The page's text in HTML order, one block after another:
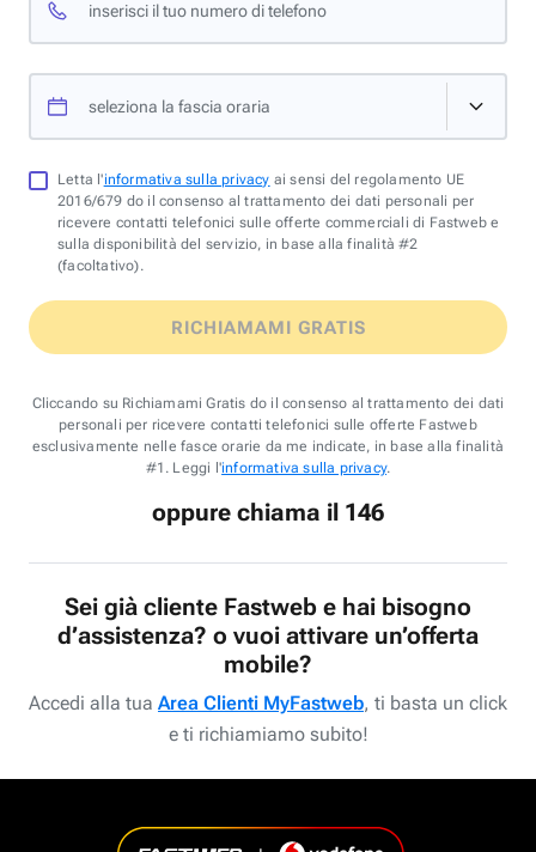
inserisci il tuo numero di telefono
seleziona la fascia oraria
Letta l'informativa sulla privacy ai sensi del regolamento UE
2016/679 do il consenso al trattamento dei dati personali per
ricevere contatti telefonici sulle offerte commerciali di Fastweb e
sulla disponibilità del servizio, in base alla finalità #2
(facoltativo).
RICHIAMAMI GRATIS
Cliccando su Richiamami Gratis do il consenso al trattamento dei dati
personali per ricevere contatti telefonici sulle offerte Fastweb
esclusivamente nelle fasce orarie da me indicate, in base alla finalità
#1. Leggi l'informativa sulla privacy.
oppure chiama il 146
Sei già cliente Fastweb e hai bisogno
d’assistenza? o vuoi attivare un’offerta
mobile?
Accedi alla tua Area Clienti MyFastweb, ti basta un click
e ti richiamiamo subito!